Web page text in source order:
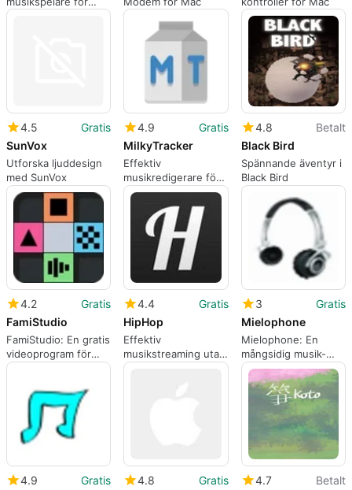
Mac
4.5
Gratis
SunVox
Utforska ljuddesign
med SunVox
4.9
Gratis
MilkyTracker
Effektiv
musikredigerare för
retrokomposition
4.8
Betalt
Black Bird
Spännande äventyr i
Black Bird
4.2
Gratis
FamiStudio
FamiStudio: En gratis
videoprogram för
Mac
4.4
Gratis
HipHop
Effektiv
musikstreaming utan
annonser
3
Gratis
Mielophone
Mielophone: En
mångsidig musik-
och
videostreamingapp
4.9
Gratis
4.8
Gratis
4.7
Betalt